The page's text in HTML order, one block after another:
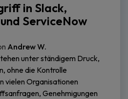
in Slack,
ServiceNow
Andrew W.
unter ständigem Druck,
ohne die Kontrolle
vielen Organisationen
Genehmigungen